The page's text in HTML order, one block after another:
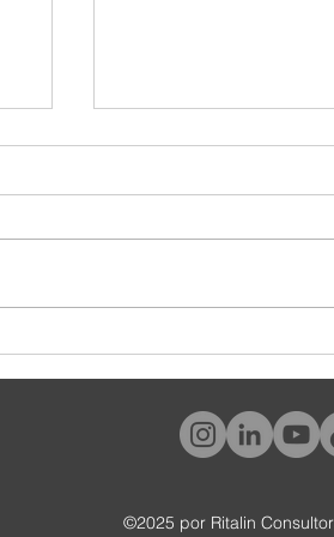
¿Y tú, qué tipo de cliente
©2025 por Ritalin